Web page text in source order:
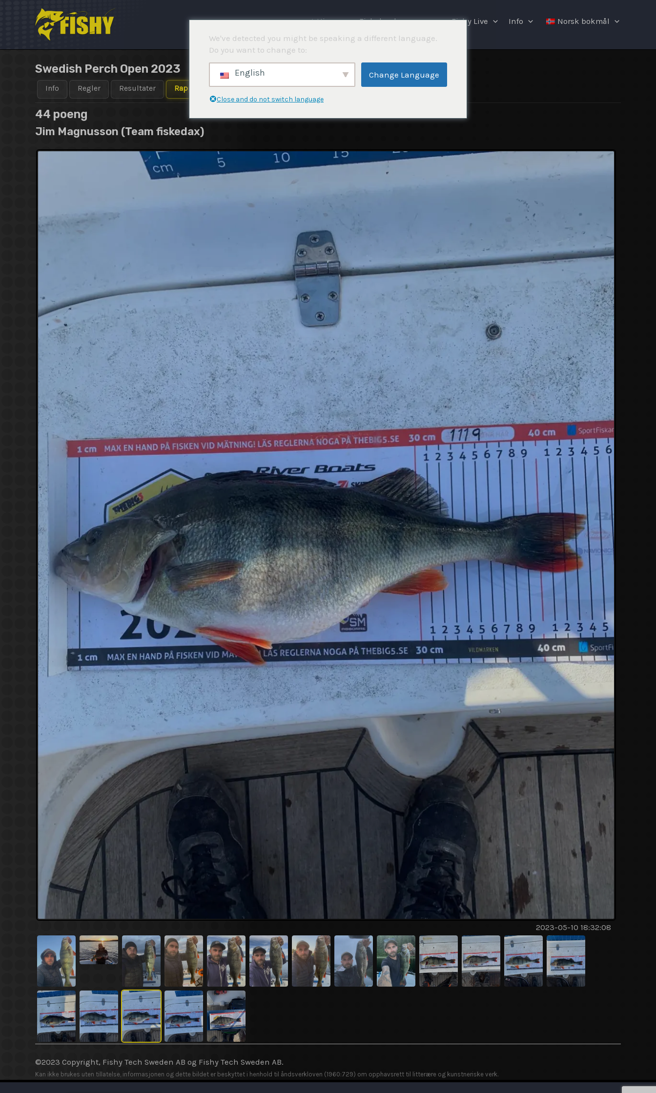
⌂ Hjemme Fiskekonkurranser Fishy Live Info Norsk bokmål
Swedish Perch Open 2023
Info Regler Resultater Rapporter
44 poeng
Jim Magnusson (Team fiskedax)
2023-05-10 18:32:08
©2023 Copyright, Fishy Tech Sweden AB og Fishy Tech Sweden AB.
Kan ikke brukes uten tillatelse, informasjonen og dette bildet er beskyttet i henhold til åndsverkloven (1960:729) om opphavsrett til litterære og kunstneriske verk.
We've detected you might be speaking a different language.
Do you want to change to:
English Change Language
Close and do not switch language